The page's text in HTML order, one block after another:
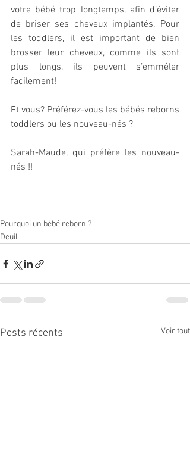
votre bébé trop longtemps, afin d’éviter
de briser ses cheveux implantés. Pour
les toddlers, il est important de bien
brosser leur cheveux, comme ils sont
plus longs, ils peuvent s’emmêler
facilement!
Et vous? Préférez-vous les bébés reborns
toddlers ou les nouveau-nés ?
Sarah-Maude, qui préfère les nouveau-
nés !!
Pourquoi un bébé reborn ?
Deuil
Posts récents Voir tout